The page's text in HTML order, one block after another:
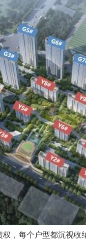
，每个户型都沉视收